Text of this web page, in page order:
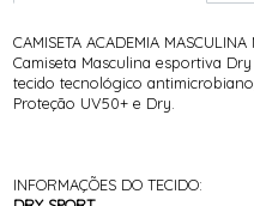
CAMISETA ACADEMIA
Camiseta Masculina esportiva
tecido tecnológico antimicrobiano,
Proteção UV50+ e Dry.
INFORMAÇÕES DO TECIDO: